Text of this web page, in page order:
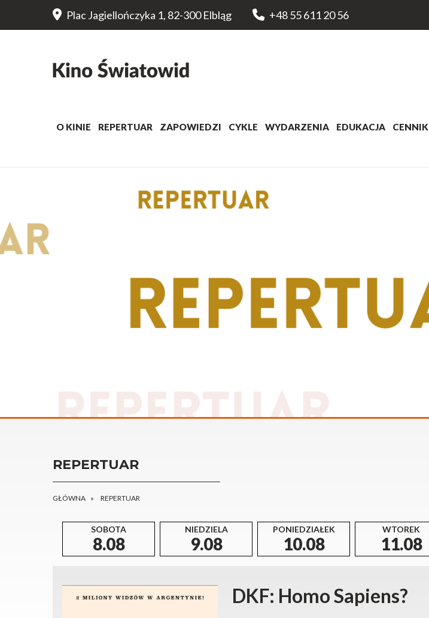
Plac Jagiellończyka 1, 82-300 Elbląg +48 55 611 20 56
O KINIE REPERTUAR ZAPOWIEDZI CYKLE WYDARZENIA EDUKACJA CENNIK
REPERTUAR
GŁÓWNA REPERTUAR
SOBOTA
8.08
NIEDZIELA
9.08
PONIEDZIAŁEK
10.08
WTOREK
11.08
DKF: Homo Sapiens?